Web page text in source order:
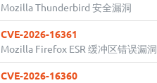
Mozilla Thunderbird 安全漏洞
CVE-2026-16361
Mozilla Firefox ESR 缓冲区错误漏洞
CVE-2026-16360